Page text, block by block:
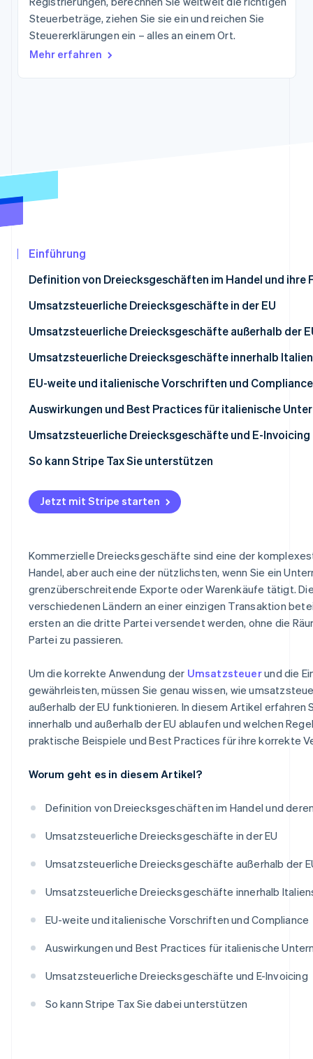
Betrugsprävention
Atlas
Start-up-Gründung
Climate
Ecosystem
Partner
Stripe App-Marktplatz
Steuerbeträge, ziehen Sie sie ein und reichen Sie
Steuererklärungen ein – alles an einem Ort.
Mehr erfahren
Einführung
Definition von Dreiecksgeschäften im Handel und ihre
Was sind umsatzsteuerliche Dreiecksgeschäfte und
Umsatzsteuerliche Dreiecksgeschäfte in der EU
Umsatzsteuerliche Dreiecksgeschäfte außerhalb der
Umsatzsteuerliche Dreiecksgeschäfte innerhalb
EU-weite und italienische Vorschriften und Compliance
Wie funktionieren umsatzsteuerliche
Auswirkungen und Best Practices für italienische
Umsatzsteuerliche Dreiecksgeschäfte und E-Invoicing
So kann Stripe Tax Sie unterstützen
Jetzt mit Stripe starten
Kommerzielle Dreiecksgeschäfte sind eine der
Handel, aber auch eine der nützlichsten, wenn Sie ein
grenzüberschreitende Exporte oder Warenkäufe tätigt.
verschiedenen Ländern an einer einzigen Transaktion
ersten an die dritte Partei versendet werden, ohne die
Partei zu passieren.
Um die korrekte Anwendung der Umsatzsteuerund die
gewährleisten, müssen Sie genau wissen, wie
außerhalb der EU funktionieren. In diesem Artikel
innerhalb und außerhalb der EU ablaufen und welchen
praktische Beispiele und Best Practices für ihre korrekte
Worum geht es in diesem Artikel?
Definition von Dreiecksgeschäften im Handel und
Umsatzsteuerliche Dreiecksgeschäfte in der EU
Umsatzsteuerliche Dreiecksgeschäfte außerhalb der
Umsatzsteuerliche Dreiecksgeschäfte innerhalb
EU-weite und italienische Vorschriften und Compliance
Auswirkungen und Best Practices für italienische
Umsatzsteuerliche Dreiecksgeschäfte und E-Invoicing
So kann Stripe Tax Sie dabei unterstützen